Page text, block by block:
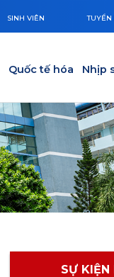
SINH VIÊN TUYỂN
Quốc tế hóa Nhịp
SỰ KIỆN